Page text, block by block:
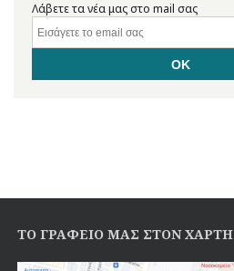
Λάβετε τα νέα μας στο mail σας
ΤO ΓΡΑΦΕΙΟ ΜΑΣ ΣΤΟΝ ΧΑΡΤΗ